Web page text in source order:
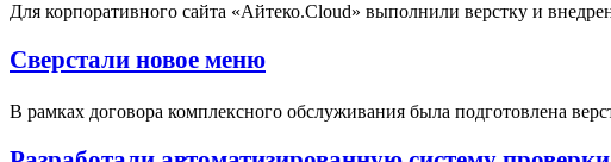
Для корпоративного сайта «Айтеко.Cloud» выполнили верстку и
Сверстали новое меню
В рамках договора комплексного обслуживания была подготовлена